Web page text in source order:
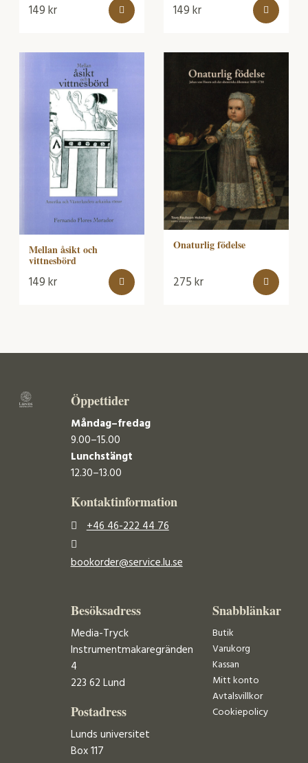
149kr 149kr
Mellan åsikt och
vittnesbörd
149kr
Onaturlig födelse
275kr
Öppettider
Måndag–fredag
9.00–15.00
Lunchstängt
12.30–13.00
Kontaktinformation
+46 46-222 44 76
bookorder@service.lu.se
Besöksadress
Media-Tryck
Instrumentmakaregränden
4
223 62 Lund
Postadress
Lunds universitet
Box 117
Snabblänkar
Butik
Varukorg
Kassan
Mitt konto
Avtalsvillkor
Cookiepolicy